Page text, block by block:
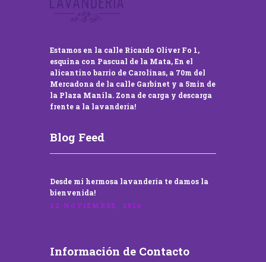
Estamos en la calle Ricardo Oliver Fo 1,
esquina con Pascual de la Mata, En el
alicantino barrio de Carolinas, a 70m del
Mercadona de la calle Garbinet y a 5min de
la Plaza Manila. Zona de carga y descarga
frente a la lavandería!
Blog Feed
Desde mi hermosa lavandería te damos la
bienvenida!
22 NOVIEMBRE, 2016
Información de Contacto